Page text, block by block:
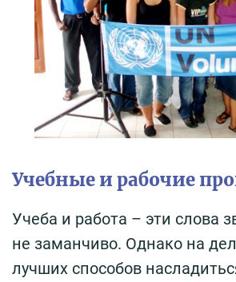
Учебные и рабочие
Учеба и работа – эти слова
не заманчиво. Однако на
лучших способов